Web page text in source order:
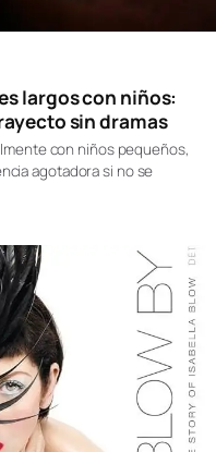
largos con niños:
sin dramas
con niños pequeños,
agotadora si no se